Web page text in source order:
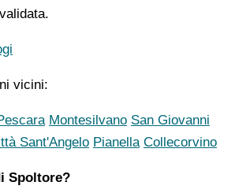
vicini:
Montesilvano San Giovanni
Sant'Angelo Pianella Collecorvino
Spoltore?